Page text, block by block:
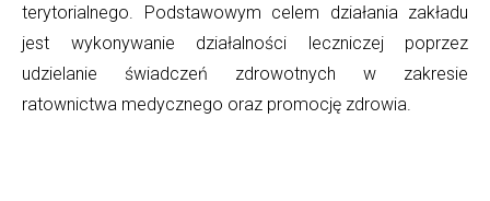
terytorialnego. Podstawowym celem działania zakładu
jest wykonywanie działalności leczniczej poprzez
udzielanie świadczeń zdrowotnych w zakresie
ratownictwa medycznego oraz promocję zdrowia.